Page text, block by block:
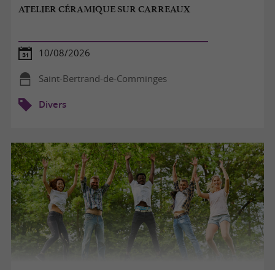
ATELIER CÉRAMIQUE SUR CARREAUX
10/08/2026
Saint-Bertrand-de-Comminges
Divers